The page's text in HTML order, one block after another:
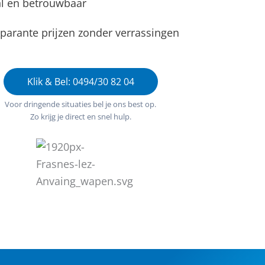
en betrouwbaar
prijzen zonder verrassingen
Klik & Bel: 0494/30 82 04
Voor dringende situaties bel je ons best op.
Zo krijg je direct en snel hulp.